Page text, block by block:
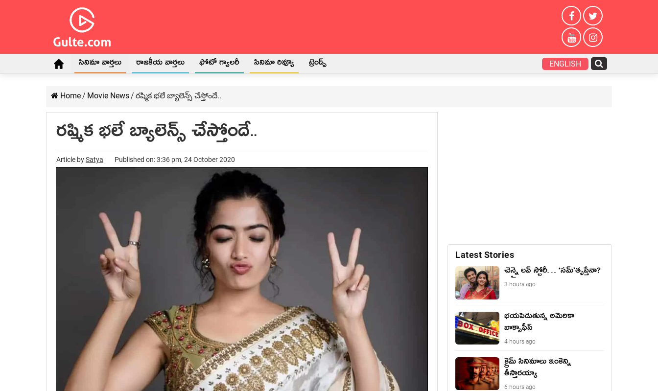
సినిమా వార్తలు రాజకీయ వార్తలు ఫోటో గ్యాలరీ సినిమా రివ్యూ ట్రెండ్స్ ENGLISH
Home/ Movie News/ రష్మిక భలే బ్యాలెన్స్ చేస్తోందే..
రష్మిక భలే బ్యాలెన్స్ చేస్తోందే..
Article bySatya Published on: 3:36 pm, 24 October 2020
Latest Stories
చెన్నై లవ్ స్టోరీ… ‘సమ్’తృప్తేనా?
3 hours ago
భయపెడుతున్న అమెరికా
బాక్సాఫీస్
4 hours ago
క్రైమ్ సినిమాలు ఇంకెన్ని
తీస్తారయ్యా
6 hours ago